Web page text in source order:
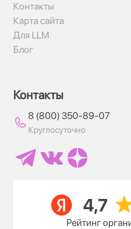
Контакты
Карта сайта
Для LLM
Блог
Контакты
8 (800) 350-89-07
Круглосуточно
Рейтинг